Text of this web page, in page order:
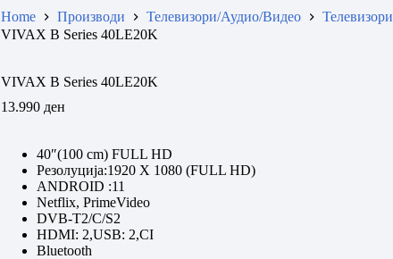
Home Производи Телевизори/Аудио/Видео
Телевизори
VIVAX B Series 40LE20K
VIVAX B Series 40LE20K
13.990 ден
40″(100 cm) FULL HD
Резолуција:1920 X 1080 (FULL HD)
ANDROID :11
Netflix, PrimeVideo
DVB-T2/C/S2
HDMI: 2,USB: 2,CI
Bluetooth